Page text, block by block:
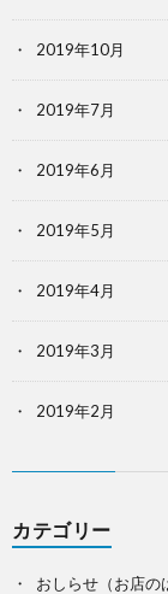
2019年10月
2019年7月
2019年6月
2019年5月
2019年4月
2019年3月
2019年2月
カテゴリー
おしらせ（お店の